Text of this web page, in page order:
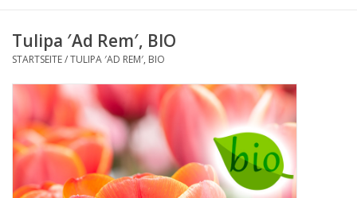
Frühjahrsblüher
Sommerblüher
Herbstblüher
Schattenpflanzen
Tulipa ′Ad Rem′, BIO
STARTSEITE/TULIPA ′AD REM′, BIO